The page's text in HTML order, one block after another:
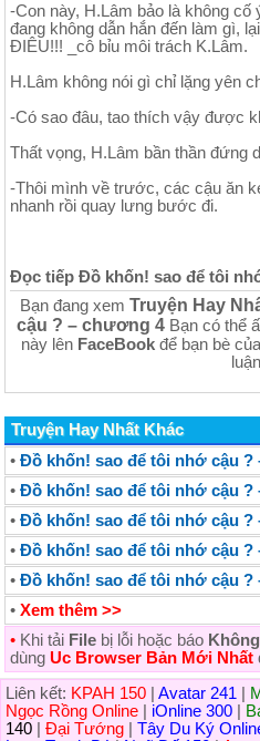
-Con này, H.Lâm bảo là không cố
đang không dẫn hắn đến làm gì,
ĐIÊU!!! _cô bỉu môi trách K.Lâm.
H.Lâm không nói gì chỉ lặng yên
-Có sao đâu, tao thích vậy được
Thất vọng, H.Lâm bần thần đứng
-Thôi mình về trước, các cậu ăn
nhanh rồi quay lưng bước đi.
Đọc tiếp Đồ khốn! sao để tôi
Bạn đang xem Truyện Hay
cậu ? – chương 4Bạn có thể
này lên FaceBook để bạn bè
Truyện Hay Nhất Khác
• Đồ khốn! sao để tôi nhớ cậu ?
• Đồ khốn! sao để tôi nhớ cậu ?
• Đồ khốn! sao để tôi nhớ cậu ?
• Đồ khốn! sao để tôi nhớ cậu ?
• Đồ khốn! sao để tôi nhớ cậu ?
• Xem thêm >>
• Khi tải File bị lỗi hoặc báo
dùng Uc Browser Bản Mới Nhất
Liên kết: KPAH 150 Avatar 241
Ngọc Rồng Online
iOnline 300
140
Đại Tướng Tây Du Ký